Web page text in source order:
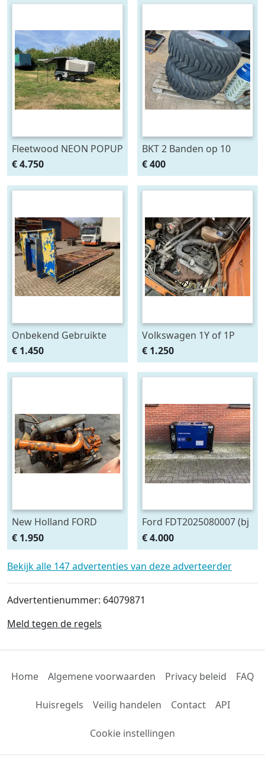
Fleetwood NEON POPUP
(bj 2006)
€ 4.750
BKT 2 Banden op 10
gaats velgen 400/60-22.5
€ 400
Onbekend Gebruikte
laadvloer voor
haakarmsysteem – 6,20
x 2,55 meter
€ 1.450
Volkswagen 1Y of 1P
industriemotor (Linde)
€ 1.250
New Holland FORD
turbo motor 444T
€ 1.950
Ford FDT2025080007 (bj
2025)
€ 4.000
Bekijk alle 147 advertenties van deze adverteerder
Advertentienummer: 64079871
Meld tegen de regels
Home Algemene voorwaarden Privacy beleid FAQ
Huisregels Veilig handelen Contact API
Cookie instellingen